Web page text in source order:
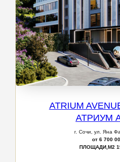
ATRIUM
АТРИУМ
г. Сочи, ул. Яна
от 6 700
ПЛОЩАДИ,М2